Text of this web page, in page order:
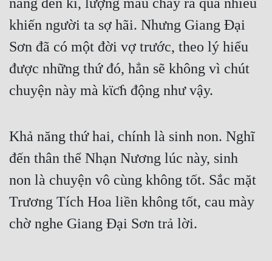
Đẹp
Đẹp Hiệp
Sát Phạt Quyết Đoán
Vô Sỉ
Điềm Đạm
nàng đến kì, lượng máu chảy ra quá nhiều
khiến người ta sợ hãi. Nhưng Giang Đại
Sơn đã có một đời vợ trước, theo lý hiểu
được những thứ đó, hẳn sẽ không vì chút
chuyện này mà kϊƈɦ động như vậy.
Khả năng thứ hai, chính là sinh non. Nghĩ
đến thân thể Nhạn Nương lúc này, sinh
non là chuyện vô cùng không tốt. Sắc mặt
Trương Tích Hoa liền không tốt, cau mày
chờ nghe Giang Đại Sơn trả lời.